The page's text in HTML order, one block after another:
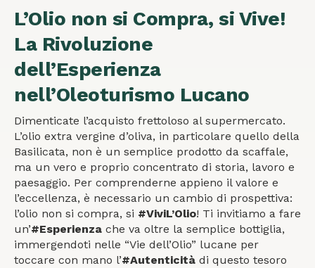
L’Olio non si Compra, si Vive!
La Rivoluzione
dell’Esperienza
nell’Oleoturismo Lucano
Dimenticate l’acquisto frettoloso al supermercato.
L’olio extra vergine d’oliva, in particolare quello della
Basilicata, non è un semplice prodotto da scaffale,
ma un vero e proprio concentrato di storia, lavoro e
paesaggio. Per comprenderne appieno il valore e
l’eccellenza, è necessario un cambio di prospettiva:
l’olio non si compra, si #ViviL’Olio! Ti invitiamo a fare
un’#Esperienza che va oltre la semplice bottiglia,
immergendoti nelle “Vie dell’Olio” lucane per
toccare con mano l’#Autenticità di questo tesoro